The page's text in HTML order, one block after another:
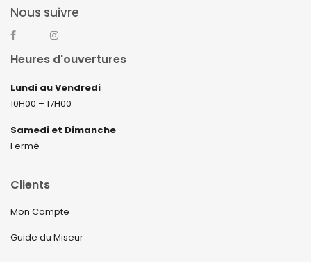
Nous suivre
Heures d'ouvertures
Lundi au Vendredi
10H00 – 17H00
Samedi et Dimanche
Fermé
Clients
Mon Compte
Guide du Miseur